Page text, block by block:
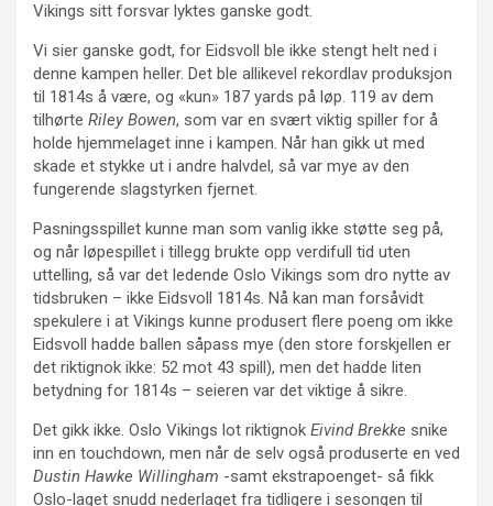
Vikings sitt forsvar lyktes ganske godt.
Vi sier ganske godt, for Eidsvoll ble ikke stengt helt ned i
denne kampen heller. Det ble allikevel rekordlav produksjon
til 1814s å være, og «kun» 187 yards på løp. 119 av dem
tilhørte Riley Bowen, som var en svært viktig spiller for å
holde hjemmelaget inne i kampen. Når han gikk ut med
skade et stykke ut i andre halvdel, så var mye av den
fungerende slagstyrken fjernet.
Pasningsspillet kunne man som vanlig ikke støtte seg på,
og når løpespillet i tillegg brukte opp verdifull tid uten
uttelling, så var det ledende Oslo Vikings som dro nytte av
tidsbruken – ikke Eidsvoll 1814s. Nå kan man forsåvidt
spekulere i at Vikings kunne produsert flere poeng om ikke
Eidsvoll hadde ballen såpass mye (den store forskjellen er
det riktignok ikke: 52 mot 43 spill), men det hadde liten
betydning for 1814s – seieren var det viktige å sikre.
Det gikk ikke. Oslo Vikings lot riktignok Eivind Brekke snike
inn en touchdown, men når de selv også produserte en ved
Dustin Hawke Willingham -samt ekstrapoenget- så fikk
Oslo-laget snudd nederlaget fra tidligere i sesongen til